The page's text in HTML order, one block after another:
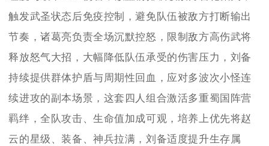
触发武圣状态后免疫控制，避免队伍被敌方打断输出
节奏，诸葛亮负责全场沉默控怒，限制敌方高伤武将
释放怒气大招，大幅降低队伍承受的伤害压力，刘备
持续提供群体护盾与周期性回血，应对多波次小怪连
续进攻的副本场景，这套四人组合激活多重蜀国阵营
羁绊，全队攻击、生命值加成可观，培养上优先将赵
云的星级、装备、神兵拉满，刘备适度提升生存属